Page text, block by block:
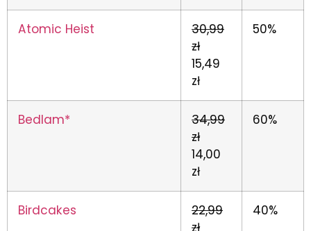
Atomic Heist
30,99
zł
15,49
zł
50%
Bedlam*
34,99
zł
14,00
zł
60%
Birdcakes
22,99
40%